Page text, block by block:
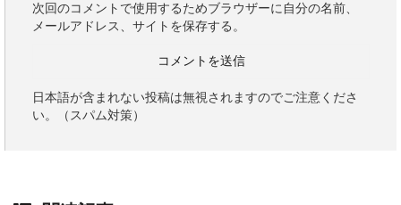
次回のコメントで使用するためブラウザーに自分の名前、
メールアドレス、サイトを保存する。
日本語が含まれない投稿は無視されますのでご注意くださ
い。（スパム対策）